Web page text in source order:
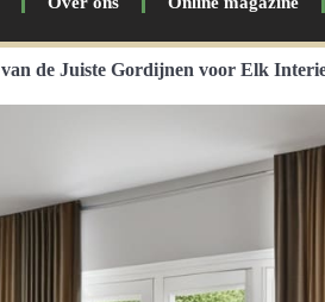
de Juiste Gordijnen voor Elk